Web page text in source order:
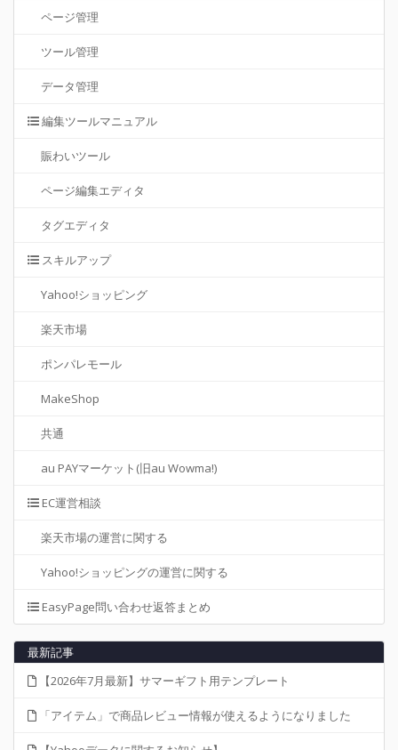
ページ管理
ツール管理
データ管理
編集ツールマニュアル
賑わいツール
ページ編集エディタ
タグエディタ
スキルアップ
Yahoo!ショッピング
楽天市場
ポンパレモール
MakeShop
共通
au PAYマーケット(旧au Wowma!)
EC運営相談
楽天市場の運営に関する
Yahoo!ショッピングの運営に関する
EasyPage問い合わせ返答まとめ
最新記事
【2026年7月最新】サマーギフト用テンプレート
「アイテム」で商品レビュー情報が使えるようになりました